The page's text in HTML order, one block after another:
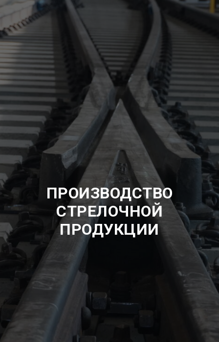
ПРОИЗВОДСТВО
СТРЕЛОЧНОЙ
ПРОДУКЦИИ